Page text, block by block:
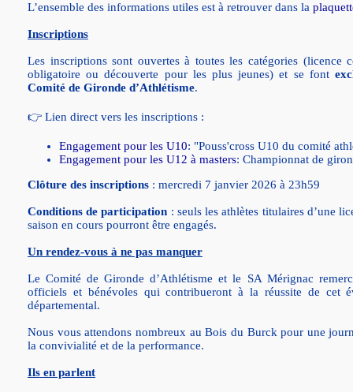
L’ensemble des informations utiles est à retrouver dans la
Inscriptions
Les inscriptions sont ouvertes à toutes les catégories (licence
obligatoire ou découverte pour les plus jeunes) et se font
Comité de Gironde d’Athlétisme.
👉 Lien direct vers les inscriptions :
Engagement pour les U10: "Pouss'cross U10 du comité
Engagement pour les U12 à masters: Championnat de
Clôture des inscriptions : mercredi 7 janvier 2026 à 23h59
Conditions de participation : seuls les athlètes titulaires d’une
saison en cours pourront être engagés.
Un rendez-vous à ne pas manquer
Le Comité de Gironde d’Athlétisme et le SA Mérignac
officiels et bénévoles qui contribueront à la réussite de cet
départemental.
Nous vous attendons nombreux au Bois du Burck pour une
la convivialité et de la performance.
Ils en parlent